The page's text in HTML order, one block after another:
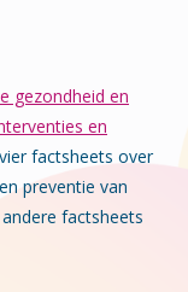
gezondheid en
en
factsheets over
preventie van
factsheets